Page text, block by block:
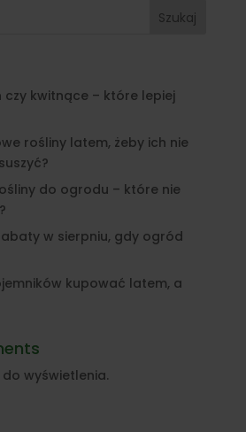
Szukaj
czy kwitnące – które lepiej
rośliny latem, żeby ich nie
do ogrodu – które nie
w sierpniu, gdy ogród
kupować latem, a
wyświetlenia.